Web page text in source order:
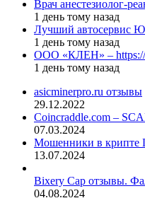
Врач анестезиолог-
1 день тому назад
Лучший автосервис
1 день тому назад
ООО «КЛЕН» – https://
1 день тому назад
asicminerpro.ru отзывы
29.12.2022
Coincraddle.com –
07.03.2024
Мошенники в крипте
13.07.2024
Bixery Cap отзывы.
04.08.2024